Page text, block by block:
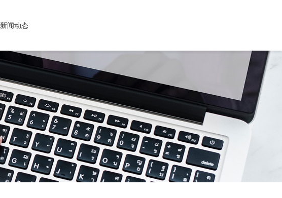
新闻动态